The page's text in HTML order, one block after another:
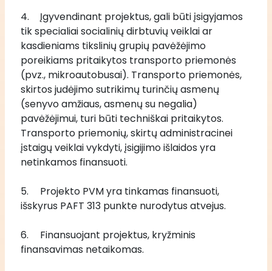
4.	Įgyvendinant projektus, gali būti įsigyjamos
tik specialiai socialinių dirbtuvių veiklai ar
kasdieniams tikslinių grupių pavėžėjimo
poreikiams pritaikytos transporto priemonės
(pvz., mikroautobusai). Transporto priemonės,
skirtos judėjimo sutrikimų turinčių asmenų
(senyvo amžiaus, asmenų su negalia)
pavėžėjimui, turi būti techniškai pritaikytos.
Transporto priemonių, skirtų administracinei
įstaigų veiklai vykdyti, įsigijimo išlaidos yra
netinkamos finansuoti.
5.	Projekto PVM yra tinkamas finansuoti,
išskyrus PAFT 313 punkte nurodytus atvejus.
6.	Finansuojant projektus, kryžminis
finansavimas netaikomas.